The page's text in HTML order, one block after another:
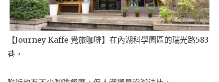
【Journey Kaffe 覺旅咖啡】在內湖科學園區的瑞光路583
巷，